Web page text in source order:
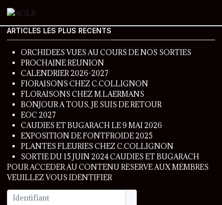
ARTICLES LES PLUS RECENTS
ORCHIDEES VUES AU COURS DE NOS SORTIES
PROCHAINE REUNION
CALENDRIER 2026-2027
FlORAISONS CHEZ C.COLLIGNON
FLORAISONS CHEZ M.LAERMANS
BONJOUR A TOUS, JE SUIS DE RETOUR
EOC 2027
CAUDIES ET BUGARACH LE 9 MAI 2026
EXPOSITION DE FONTFROIDE 2025
PLANTES FLEURIES CHEZ C.COLLIGNON
SORTIE DU 15 JUIN 2024 CAUDIES ET BUGARACH
POUR ACCEDER AU CONTENU RESERVE AUX MEMBRES
VEUILLEZ VOUS IDENTIFIER
Identifiant